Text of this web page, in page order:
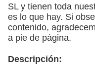
SL y tienen toda
es lo que hay. Si
contenido,
a pie de página.
Descripción: